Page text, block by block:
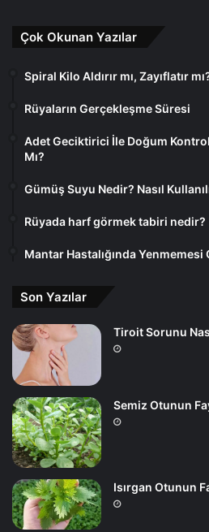
Çok Okunan Yazılar
Spiral Kilo Aldırır mı, Zayıflatır
Rüyaların Gerçekleşme Süresi
Adet Geciktirici İle Doğum Kontrol
Mı?
Gümüş Suyu Nedir? Nasıl
Rüyada harf görmek tabiri nedir?
Mantar Hastalığında Yenmemesi
Son Yazılar
Tiroit Sorunu
Semiz Otunun
Isırgan Otunun